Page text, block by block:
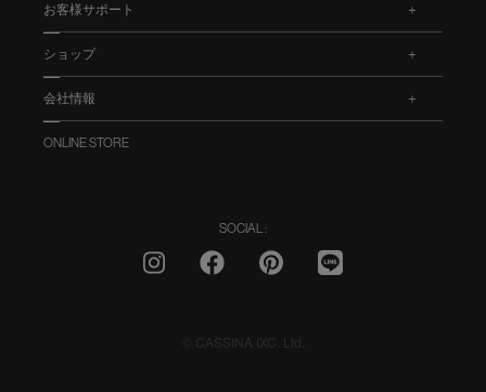
お客様サポート
ショップ
会社情報
ONLINE STORE
SOCIAL :
© CASSINA IXC. Ltd.